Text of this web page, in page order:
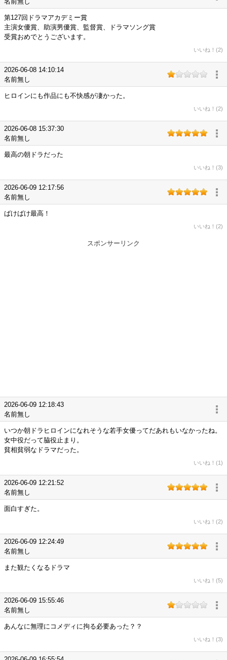
第127回ドラマアカデミー賞
主演女優賞、助演男優賞、監督賞、ドラマソング賞
受賞おめでとうございます。
いいね！(2)
2026-06-08 14:10:14
名前無し
ヒロインにも作品にも不快感が凄かった。
いいね！(2)
2026-06-08 15:37:30
名前無し
最高の朝ドラだった
いいね！(3)
2026-06-09 12:17:56
名前無し
ばけばけ最高！
いいね！(2)
スポンサーリンク
2026-06-09 12:18:43
名前無し
いつか朝ドラヒロインになれそうな若手女優ってだあれもいなかったね。
女中役だって脇役止まり。
貧相貧弱なドラマだった。
いいね！(1)
2026-06-09 12:21:52
名前無し
面白すぎた。
いいね！(2)
2026-06-09 12:24:49
名前無し
また観たくなるドラマ
いいね！(5)
2026-06-09 15:55:46
名前無し
あんなに無理にコメディに拘る必要あった？？
いいね！(3)